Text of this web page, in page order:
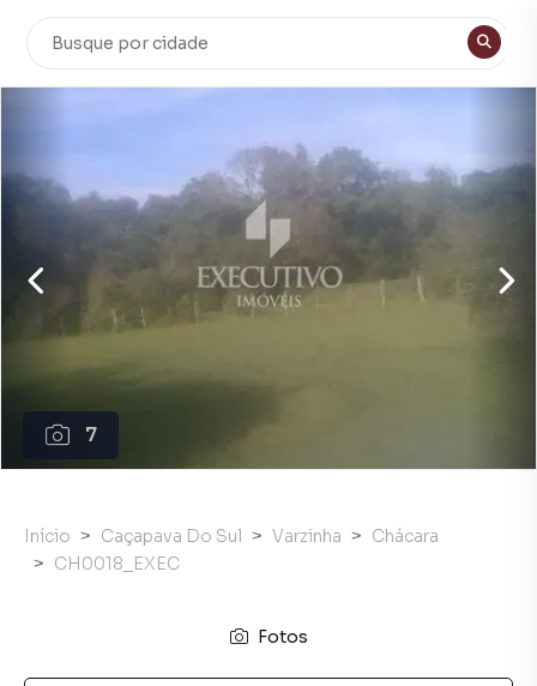
7
Início Caçapava Do Sul Varzinha
Chácara
CH0018_EXEC
Fotos